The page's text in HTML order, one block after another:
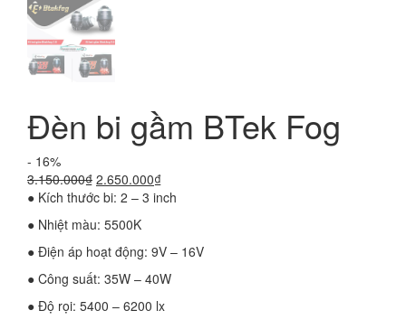
Đèn bi gầm BTek Fog
- 16%
3.150.000₫ Giá
gốc
3.150.000₫.
2.650.000₫Giá
hiện
2.650.000₫.
● Kích thước bi: 2 – 3 inch
● Nhiệt màu: 5500K
● Điện áp hoạt động: 9V – 16V
● Công suất: 35W – 40W
● Độ rọi: 5400 – 6200 lx